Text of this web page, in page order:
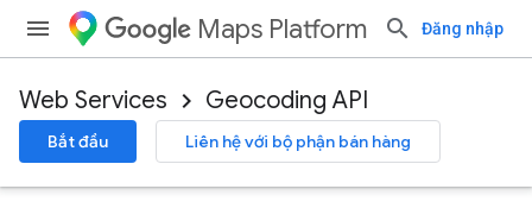
Maps Platform Đăng nhập
Web Services Geocoding API
Bắt đầu Liên hệ với bộ phận bán hàng